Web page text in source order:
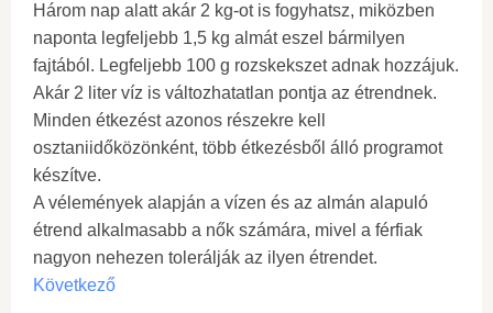
Három nap alatt akár 2 kg-ot is fogyhatsz, miközben
naponta legfeljebb 1,5 kg almát eszel bármilyen
fajtából. Legfeljebb 100 g rozskekszet adnak hozzájuk.
Akár 2 liter víz is változhatatlan pontja az étrendnek.
Minden étkezést azonos részekre kell
osztaniidőközönként, több étkezésből álló programot
készítve.
A vélemények alapján a vízen és az almán alapuló
étrend alkalmasabb a nők számára, mivel a férfiak
nagyon nehezen tolerálják az ilyen étrendet.
Következő